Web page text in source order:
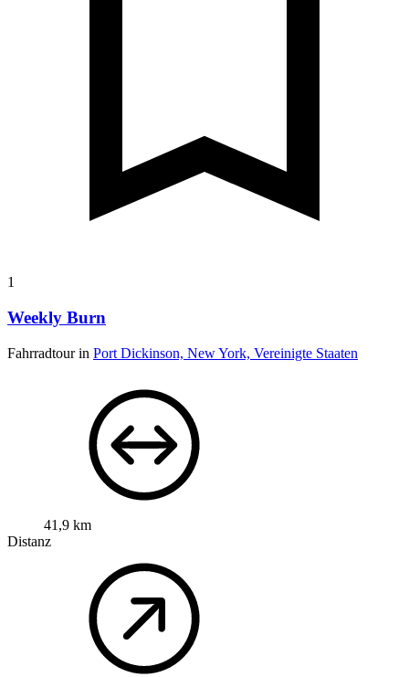
1
Weekly Burn
Fahrradtour in Port Dickinson, New York, Vereinigte Staaten
41,9 km
Distanz